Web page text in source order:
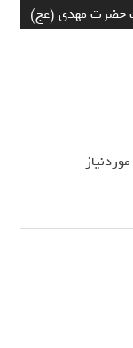
حضرت مهدی (عج)